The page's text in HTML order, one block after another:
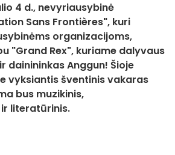
4 d., nevyriausybinė
Sans Frontières", kuri
organizacijoms,
"Grand Rex", kuriame dalyvaus
dainininkas Anggun! Šioje
vyksiantis šventinis vakaras
bus muzikinis,
literatūrinis.